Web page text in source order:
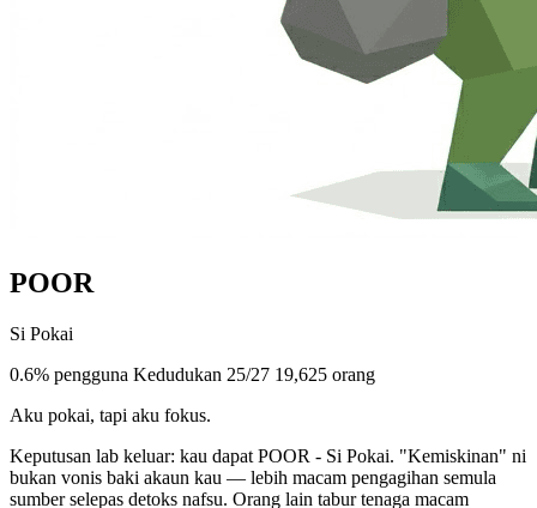
POOR
Si Pokai
0.6% pengguna Kedudukan 25/27 19,625 orang
Aku pokai, tapi aku fokus.
Keputusan lab keluar: kau dapat POOR - Si Pokai. "Kemiskinan" ni
bukan vonis baki akaun kau — lebih macam pengagihan semula
sumber selepas detoks nafsu. Orang lain tabur tenaga macam